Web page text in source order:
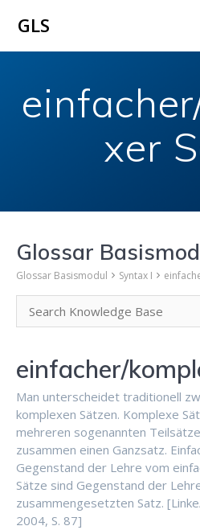
GLS
xer
Glossar
Glossar Basismodul Syntax I
einfacher/
Man unterscheidet traditionell
komplexen Sätzen. Komplexe
mehreren sogenannten
zusammen einen Ganzsatz.
Gegenstand der Lehre vom
Sätze sind Gegenstand der
zusammengesetzten Satz.
2004, S. 87]